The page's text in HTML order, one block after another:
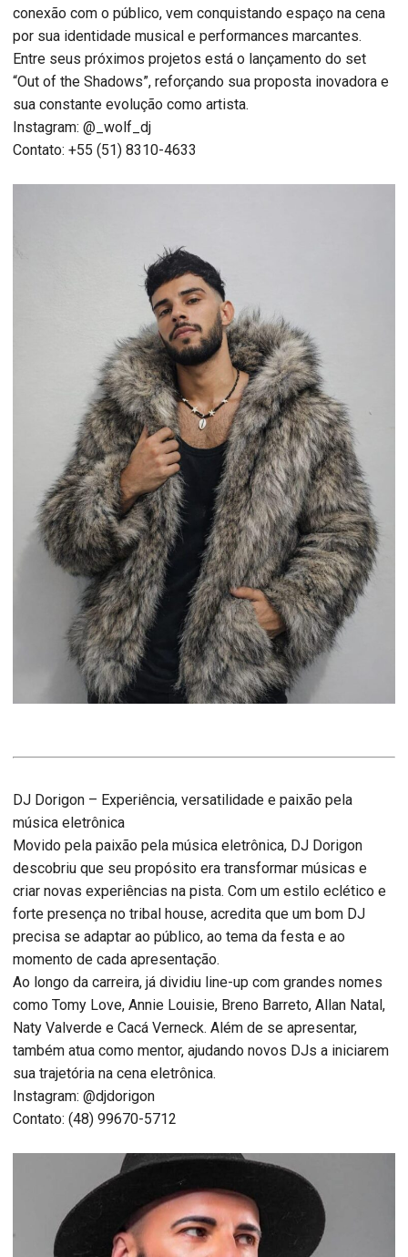
conexão com o público, vem conquistando espaço na cena
por sua identidade musical e performances marcantes.
Entre seus próximos projetos está o lançamento do set
“Out of the Shadows”, reforçando sua proposta inovadora e
sua constante evolução como artista.
Instagram: @_wolf_dj
Contato: +55 (51) 8310-4633
DJ Dorigon – Experiência, versatilidade e paixão pela
música eletrônica
Movido pela paixão pela música eletrônica, DJ Dorigon
descobriu que seu propósito era transformar músicas e
criar novas experiências na pista. Com um estilo eclético e
forte presença no tribal house, acredita que um bom DJ
precisa se adaptar ao público, ao tema da festa e ao
momento de cada apresentação.
Ao longo da carreira, já dividiu line-up com grandes nomes
como Tomy Love, Annie Louisie, Breno Barreto, Allan Natal,
Naty Valverde e Cacá Verneck. Além de se apresentar,
também atua como mentor, ajudando novos DJs a iniciarem
sua trajetória na cena eletrônica.
Instagram: @djdorigon
Contato: (48) 99670-5712